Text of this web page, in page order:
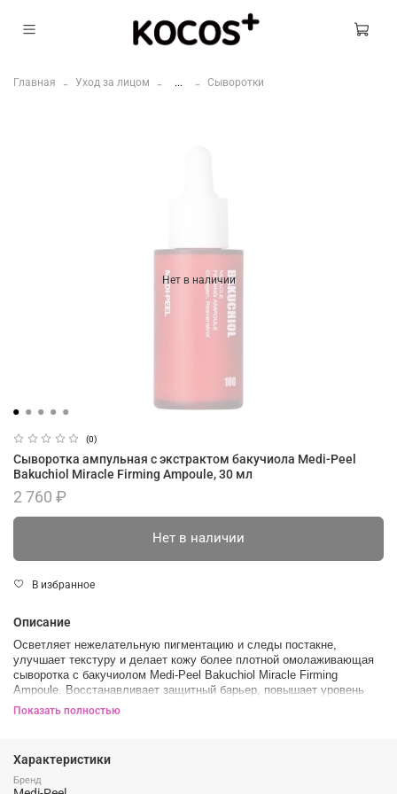
Главная Уход за лицом ... Сыворотки
Нет в наличии
(0)
Сыворотка ампульная с экстрактом бакучиола Medi-Peel
Bakuchiol Miracle Firming Ampoule, 30 мл
2 760 ₽
Нет в наличии
В избранное
Описание
Осветляет нежелательную пигментацию и следы постакне,
улучшает текстуру и делает кожу более плотной омолаживающая
сыворотка с бакучиолом Medi-Peel Bakuchiol Miracle Firming
Ampoule. Восстанавливает защитный барьер, повышает уровень
увлажненности.
стимулирует выработку коллагена и эластина, уменьшает глубину
морщин. Устраняет тусклость и землистый цвет лица, возвращает
Показать полностью
Характеристики
Бренд